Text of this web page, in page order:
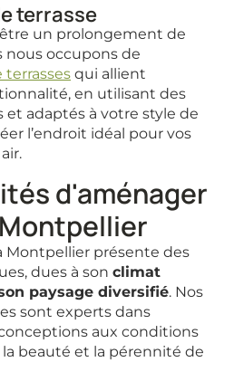
terrasse
un prolongement de
nous occupons de
terrasses qui allient
en utilisant des
et adaptés à votre style de
l’endroit idéal pour vos
d'aménager
Montpellier présente des
dues à son climat
paysage diversifié. Nos
sont experts dans
aux conditions
la beauté et la pérennité de